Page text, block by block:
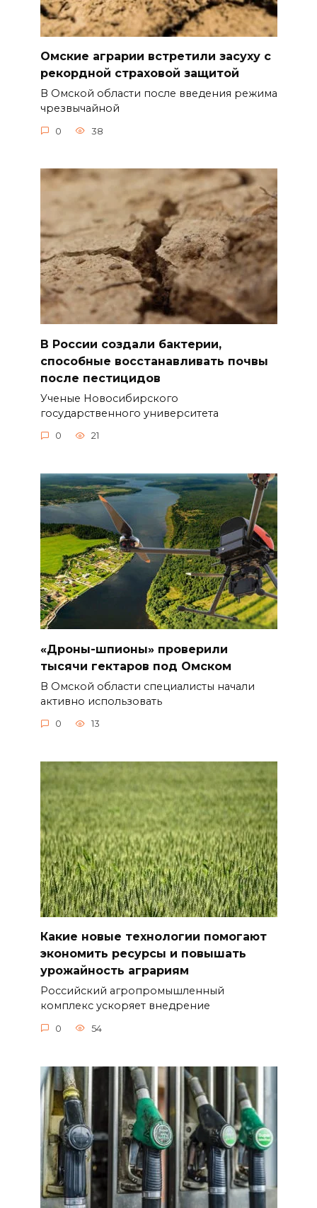
Омские аграрии встретили засуху с
рекордной страховой защитой
В Омской области после введения режима
чрезвычайной
0 38
В России создали бактерии,
способные восстанавливать почвы
после пестицидов
Ученые Новосибирского
государственного университета
0 21
«Дроны-шпионы» проверили
тысячи гектаров под Омском
В Омской области специалисты начали
активно использовать
0 13
Какие новые технологии помогают
экономить ресурсы и повышать
урожайность аграриям
Российский агропромышленный
комплекс ускоряет внедрение
0 54